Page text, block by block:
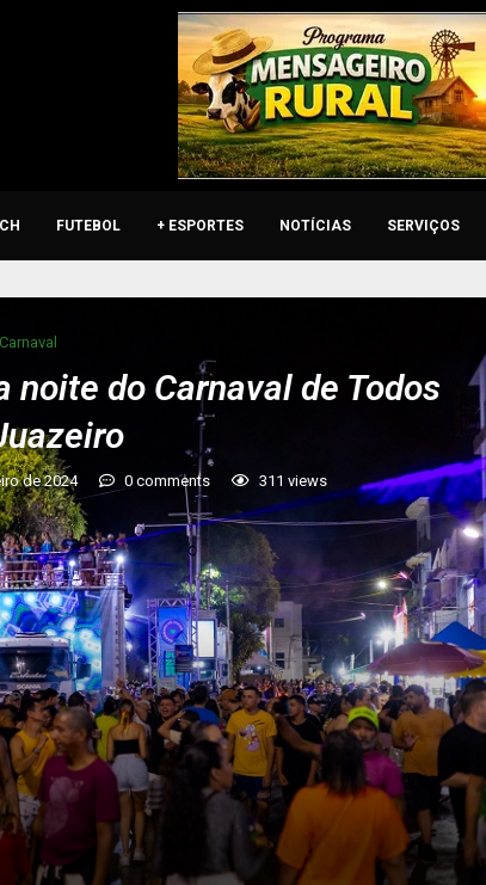
FUTEBOL + ESPORTES NOTÍCIAS SERVIÇOS
Carnaval
do Carnaval de Todos
de 2024 0 comments 311 views